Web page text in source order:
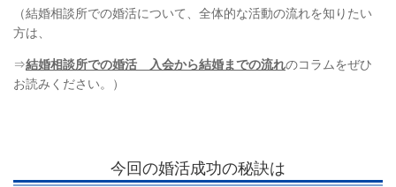
（結婚相談所での婚活について、全体的な活動の流れを知りたい
方は、
⇒結婚相談所での婚活 入会から結婚までの流れのコラムをぜひ
お読みください。）
今回の婚活成功の秘訣は